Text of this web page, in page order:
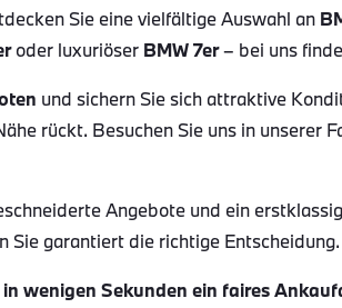
Sie eine vielfältige Auswahl an
oder luxuriöser BMW 7er– bei uns
und sichern Sie sich attraktive
rückt. Besuchen Sie uns in unserer
Angebote und ein
Sie garantiert die richtige Entscheidung.
wenigen Sekunden ein faires